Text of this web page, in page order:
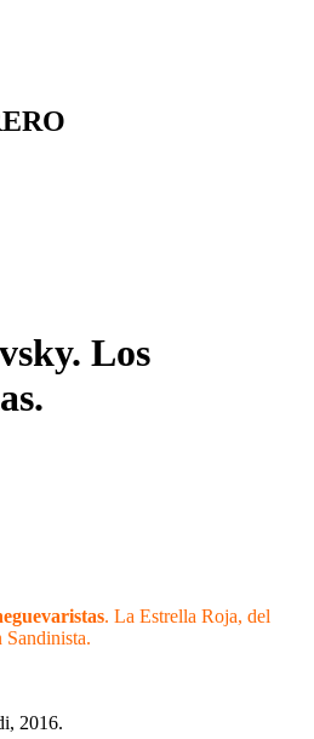
Los
. La Estrella Roja, del
2016.